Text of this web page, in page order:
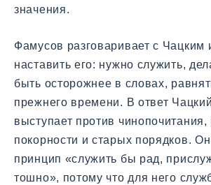
значения.
Фамусов разговаривает с Чацким
наставить его: нужно служить,
быть осторожнее в словах,
прежнего времени. В ответ
выступает против чинопочитания,
покорности и старых порядков.
принцип «служить бы рад,
тошно», потому что для него